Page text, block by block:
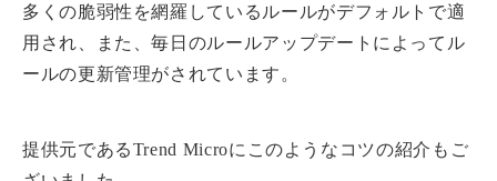
多くの脆弱性を網羅しているルールがデフォルトで適
用され、また、毎日のルールアップデートによってル
ールの更新管理がされています。
提供元であるTrend Microにこのようなコツの紹介もご